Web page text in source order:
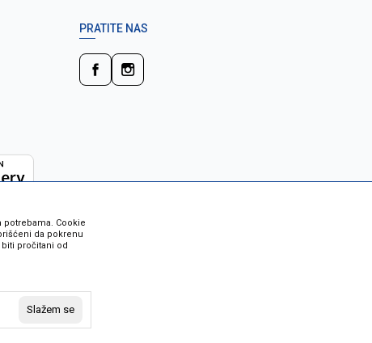
PRATITE NAS
su sve informacije kompletne i bez
robe možete provjeriti besplatnim
potrebama. Cookie
da pokrenu
pročitani od
Slažem se